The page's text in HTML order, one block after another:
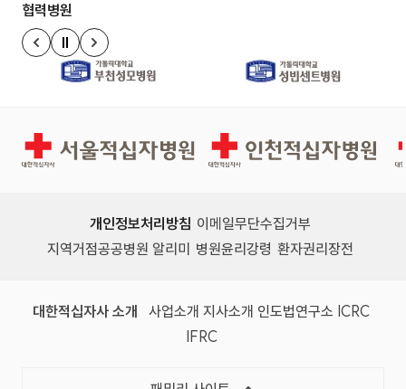
협력병원
이전 슬라이드
정지
다음 슬라이드
서울적십자병원 인천적십자병원
개인정보처리방침 이메일무단수집거부
지역거점공공병원 알리미
병원윤리강령 환자권리장전
대한적십자사 소개 사업소개 지사소개 인도법연구소 ICRC
IFRC